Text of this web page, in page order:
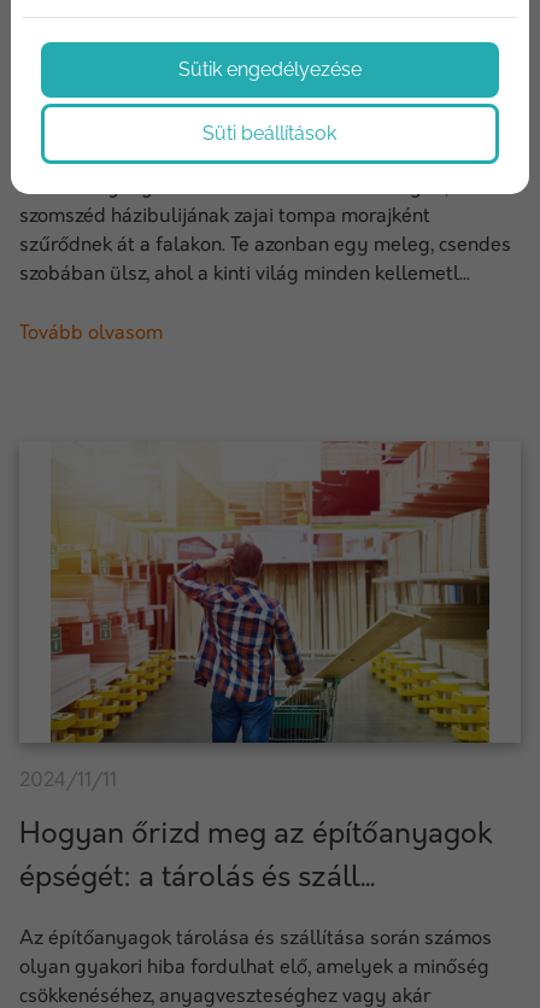
Az építőanyagok szerepe a hő- és
hangszigetelésben: a csende...
Képzelj el egy hideg téli estét. Kint a szél süvít, a
hőmérő higanyszála lassan de biztosan süllyed, és a
szomszéd házibulijának zajai tompa morajként
szűrődnek át a falakon. Te azonban egy meleg, csendes
szobában ülsz, ahol a kinti világ minden kellemetl...
Tovább olvasom
2024/11/11
Hogyan őrizd meg az építőanyagok
épségét: a tárolás és száll...
Az építőanyagok tárolása és szállítása során számos
olyan gyakori hiba fordulhat elő, amelyek a minőség
csökkenéséhez, anyagveszteséghez vagy akár
Sütik engedélyezése
Süti beállítások